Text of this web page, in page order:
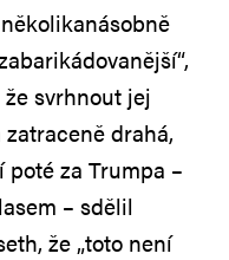
svrhnout jej
drahá,
za Trumpa –
– sdělil
že „toto není